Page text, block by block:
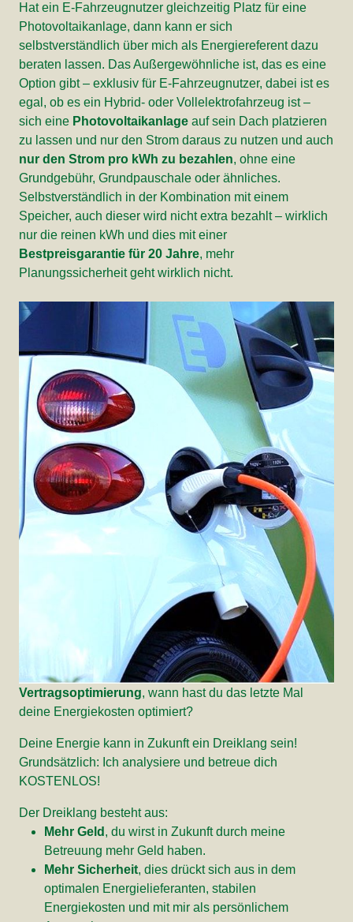
Hat ein E-Fahrzeugnutzer gleichzeitig Platz für eine
Photovoltaikanlage, dann kann er sich
selbstverständlich über mich als Energiereferent dazu
beraten lassen. Das Außergewöhnliche ist, das es eine
Option gibt – exklusiv für E-Fahrzeugnutzer, dabei ist es
egal, ob es ein Hybrid- oder Vollelektrofahrzeug ist –
sich eine Photovoltaikanlage auf sein Dach platzieren
zu lassen und nur den Strom daraus zu nutzen und auch
nur den Strom pro kWh zu bezahlen, ohne eine
Grundgebühr, Grundpauschale oder ähnliches.
Selbstverständlich in der Kombination mit einem
Speicher, auch dieser wird nicht extra bezahlt – wirklich
nur die reinen kWh und dies mit einer
Bestpreisgarantie für 20 Jahre, mehr
Planungssicherheit geht wirklich nicht.
Vertragsoptimierung, wann hast du das letzte Mal
deine Energiekosten optimiert?
Deine Energie kann in Zukunft ein Dreiklang sein!
Grundsätzlich: Ich analysiere und betreue dich
KOSTENLOS!
Der Dreiklang besteht aus:
Mehr Geld , du wirst in Zukunft durch meine
Betreuung mehr Geld haben.
Mehr Sicherheit, dies drückt sich aus in dem
optimalen Energielieferanten, stabilen
Energiekosten und mit mir als persönlichem